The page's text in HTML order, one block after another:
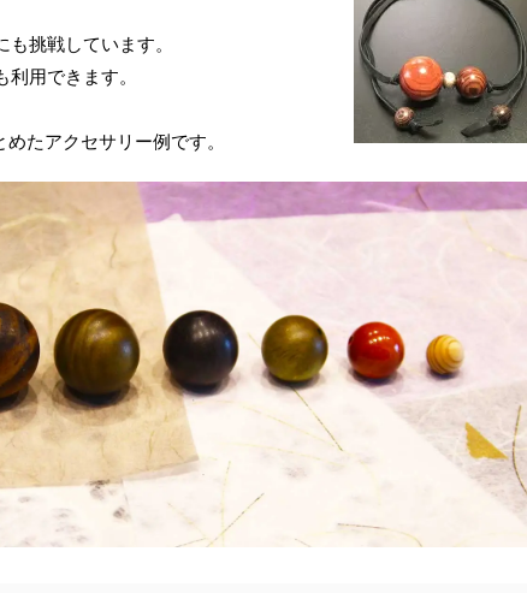
挑戦しています。
用できます。
たアクセサリー例です。